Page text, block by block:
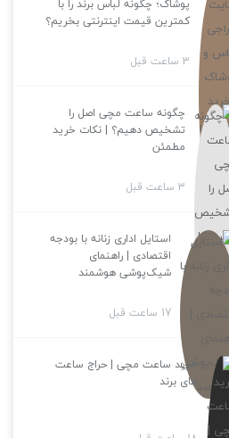
پوشاک؛ چگونه لباس برند را با
کمترین قیمت اینترنتی بخریم؟
3 ساعت قبل
چگونه ساعت مچی اصل را
تشخیص دهیم؟ | نکات خرید
مطمئن
3 ساعت قبل
استایل اداری زنانه با بودجه
اقتصادی | راهنمای
شیک‌پوشی هوشمند
17 ساعت قبل
خرید ساعت مچی | حراج ساعت
های برند